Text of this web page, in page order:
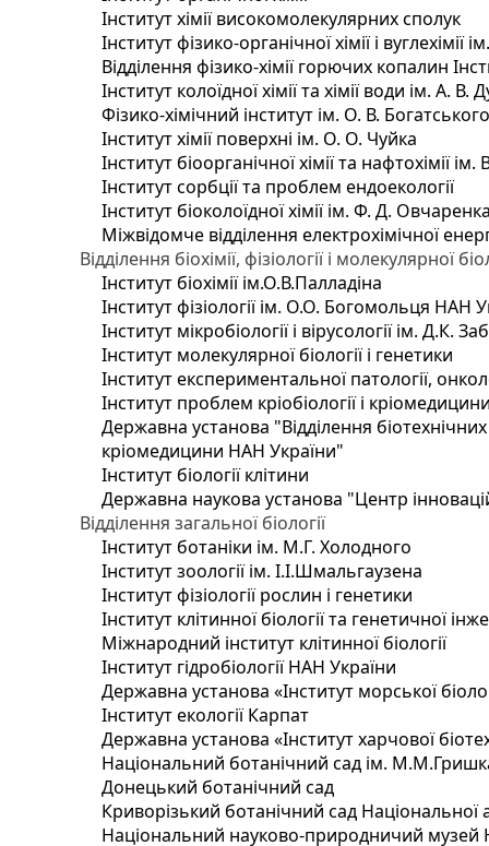
Інститут хімії високомолекулярних сполук
Інститут фізико-органічної хімії і
Відділення фізико-хімії горючих копалин
Інститут колоїдної хімії та хімії води ім. А.
Фізико-хімічний інститут ім. О. В.
Інститут хімії поверхні ім. О. О. Чуйка
Інститут біоорганічної хімії та нафтохімії
Інститут сорбції та проблем ендоекології
Інститут біоколоїдної хімії ім. Ф. Д.
Міжвідомче відділення електрохімічної
Відділення біохімії, фізіології і молекулярної
Інститут біохімії ім.О.В.Палладіна
Інститут фізіології ім. О.О. Богомольця НАН
Інститут мікробіології і вірусології ім. Д.К.
Інститут молекулярної біології і генетики
Інститут експериментальної патології,
Інститут проблем кріобіології і
Державна установа "Відділення
кріомедицини НАН України"
Інститут біології клітини
Державна наукова установа "Центр
Відділення загальної біології
Інститут ботаніки ім. М.Г. Холодного
Інститут зоології ім. І.І.Шмальгаузена
Інститут фізіології рослин і генетики
Інститут клітинної біології та генетичної
Міжнародний інститут клітинної біології
Інститут гідробіології НАН України
Державна установа «Інститут морської
Інститут екології Карпат
Державна установа «Інститут харчової
Національний ботанічний сад ім.
Донецький ботанічний сад
Криворізький ботанічний сад Національної
Національний науково-природничий музей